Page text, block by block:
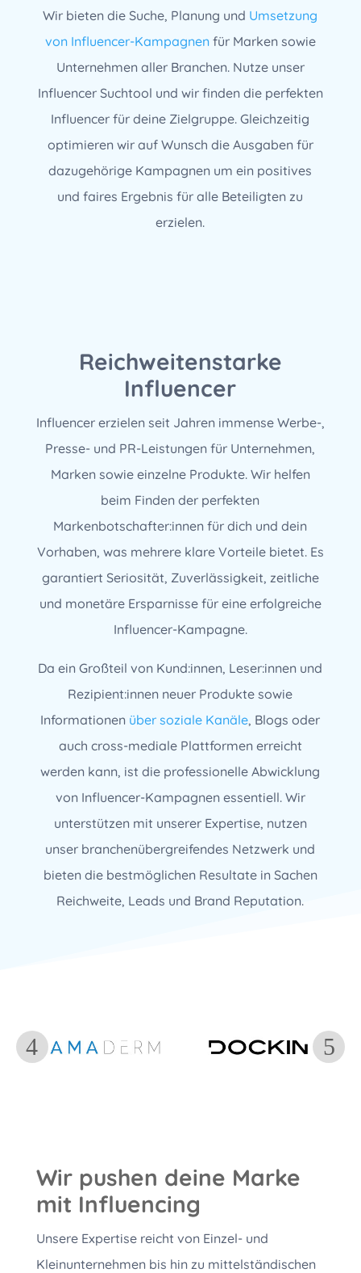
Wir bieten die Suche, Planung und Umsetzung
von Influencer-Kampagnen für Marken sowie
Unternehmen aller Branchen. Nutze unser
Influencer Suchtool und wir finden die perfekten
Influencer für deine Zielgruppe. Gleichzeitig
optimieren wir auf Wunsch die Ausgaben für
dazugehörige Kampagnen um ein positives
und faires Ergebnis für alle Beteiligten zu
erzielen.
Reichweitenstarke
Influencer
Influencer erzielen seit Jahren immense Werbe-,
Presse- und PR-Leistungen für Unternehmen,
Marken sowie einzelne Produkte. Wir helfen
beim Finden der perfekten
Markenbotschafter:innen für dich und dein
Vorhaben, was mehrere klare Vorteile bietet. Es
garantiert Seriosität, Zuverlässigkeit, zeitliche
und monetäre Ersparnisse für eine erfolgreiche
Influencer-Kampagne.
Da ein Großteil von Kund:innen, Leser:innen und
Rezipient:innen neuer Produkte sowie
Informationen über soziale Kanäle, Blogs oder
auch cross-mediale Plattformen erreicht
werden kann, ist die professionelle Abwicklung
von Influencer-Kampagnen essentiell. Wir
unterstützen mit unserer Expertise, nutzen
unser branchenübergreifendes Netzwerk und
bieten die bestmöglichen Resultate in Sachen
Reichweite, Leads und Brand Reputation.
Wir pushen deine Marke
mit Influencing
Unsere Expertise reicht von Einzel- und
Kleinunternehmen bis hin zu mittelständischen